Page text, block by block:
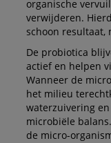
organische
verwijderen.
schoon resultaat,
De probiotica
actief en helpen
Wanneer de
het milieu
waterzuivering
microbiële
de micro-